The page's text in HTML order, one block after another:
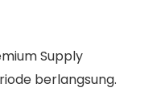
Supply
berlangsung.